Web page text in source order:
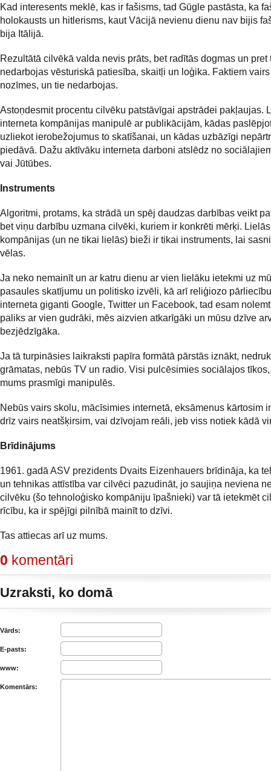
Kad interesents meklē, kas ir fašisms, tad Gūgle pastāsta, ka
holokausts un hitlerisms, kaut Vācijā nevienu dienu nav bijis
bija Itālijā.
Rezultātā cilvēkā valda nevis prāts, bet radītās dogmas un pret
nedarbojas vēsturiskā patiesība, skaitļi un loģika. Faktiem
nozīmes, un tie nedarbojas.
Astoņdesmit procentu cilvēku patstāvīgai apstrādei pakļaujas.
interneta kompānijas manipulē ar publikācijām, kādas
uzliekot ierobežojumus to skatīšanai, un kādas uzbāzīgi
piedāvā. Dažu aktīvāku interneta darboni atslēdz no
vai Jūtūbes.
Instruments
Algoritmi, protams, ka strādā un spēj daudzas darbības veikt
bet viņu darbību uzmana cilvēki, kuriem ir konkrēti mērķi.
kompānijas (un ne tikai lielās) bieži ir tikai instruments, lai
vēlas.
Ja neko nemainīt un ar katru dienu ar vien lielāku ietekmi uz
pasaules skatījumu un politisko izvēli, kā arī reliģiozo
interneta giganti Google, Twitter un Facebook, tad esam
paliks ar vien gudrāki, mēs aizvien atkarīgāki un mūsu dzīve
bezjēdzīgāka.
Ja tā turpināsies laikraksti papīra formātā pārstās iznākt,
grāmatas, nebūs TV un radio. Visi pulcēsimies sociālajos
mums prasmīgi manipulēs.
Nebūs vairs skolu, mācīsimies internetā, eksāmenus kārtosim
drīz vairs neatšķirsim, vai dzīvojam reāli, jeb viss notiek kādā
Brīdinājums
1961. gadā ASV prezidents Dvaits Eizenhauers brīdināja, ka
un tehnikas attīstība var cilvēci pazudināt, jo saujiņa neviena
cilvēku (šo tehnoloģisko kompāniju īpašnieki) var tā ietekmēt
rīcību, ka ir spējīgi pilnībā mainīt to dzīvi.
Tas attiecas arī uz mums.
0 komentāri
Uzraksti, ko domā
Vārds:
E-pasts:
www:
Komentārs: